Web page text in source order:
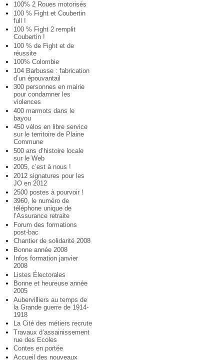
100% 2 Roues motorisés
100 % Fight et Coubertin
full !
100 % Fight 2 remplit
Coubertin !
100 % de Fight et de
réussite
100% Colombie
104 Barbusse : fabrication
d’un épouvantail
300 personnes en mairie
pour condamner les
violences
400 marmots dans le
bayou
450 vélos en libre service
sur le territoire de Plaine
Commune
500 ans d’histoire locale
sur le Web
2005, c’est à nous !
2012 signatures pour les
JO en 2012
2500 postes à pourvoir !
3960, le numéro de
téléphone unique de
l’Assurance retraite
Forum des formations
post-bac
Chantier de solidarité 2008
Bonne année 2008
Infos formation janvier
2008
Listes Électorales
Bonne et heureuse année
2005
Aubervilliers au temps de
la Grande guerre de 1914-
1918
La Cité des métiers recrute
Travaux d’assainissement
rue des Ecoles
Contes en portée
Accueil des nouveaux